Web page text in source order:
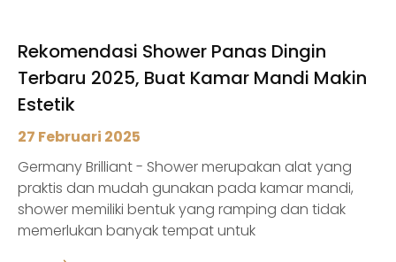
Rekomendasi Shower Panas Dingin
Terbaru 2025, Buat Kamar Mandi Makin
Estetik
27 Februari 2025
Germany Brilliant - Shower merupakan alat yang
praktis dan mudah gunakan pada kamar mandi,
shower memiliki bentuk yang ramping dan tidak
memerlukan banyak tempat untuk